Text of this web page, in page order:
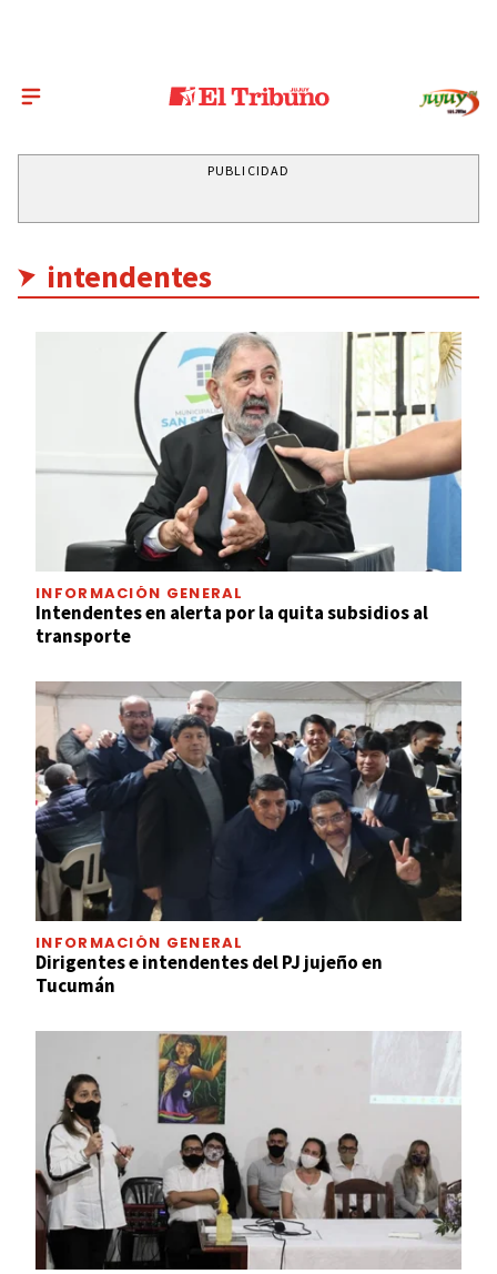
PUBLICIDAD
intendentes
INFORMACIÓN GENERAL
Intendentes en alerta por la quita subsidios al
transporte
INFORMACIÓN GENERAL
Dirigentes e intendentes del PJ jujeño en
Tucumán